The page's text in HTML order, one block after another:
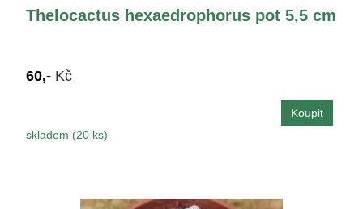
Thelocactus hexaedrophorus pot 5,5 cm
60,- Kč
skladem (20 ks)